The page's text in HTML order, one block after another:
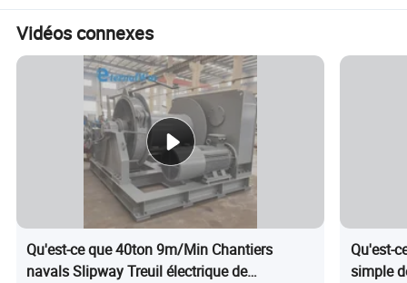
ranger le câble métallique et ne fournit pas de force de traction. Ce
tambour est contrôlé par le couple d'entraînement du moteur de
conversion de fréquence, qui peut mieux rester synchronisé avec le
tambour de friction.
Caractéristiques des treuils d'intérieur
Eternalwin :
Puissance électrique, hydraulique
télécommande)
Vidéos connexes
Qu'est-ce que 40ton 9m/Min Chantiers
navals Slipway Treuil électrique de
Qu'est-
simple